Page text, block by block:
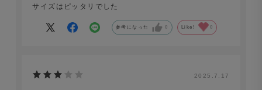
サイズはピッタリでした
参考になった 0 Like! 0
2025.7.17